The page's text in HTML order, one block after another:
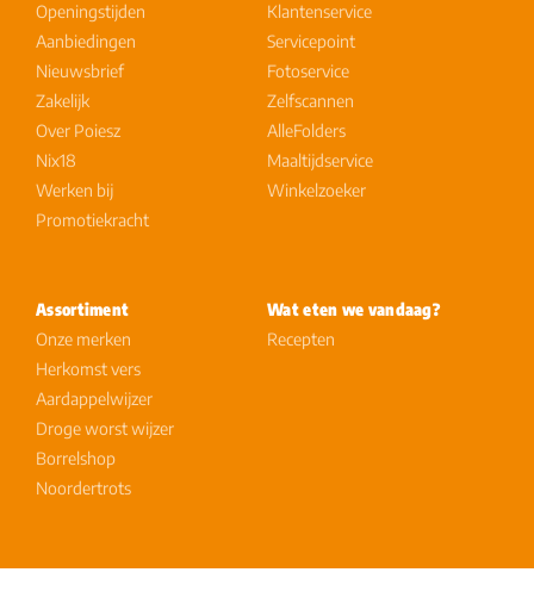
Openingstijden
Aanbiedingen
Nieuwsbrief
Zakelijk
Over Poiesz
Nix18
Werken bij
Promotiekracht
Klantenservice
Servicepoint
Fotoservice
Zelfscannen
AlleFolders
Maaltijdservice
Winkelzoeker
Assortiment
Onze merken
Herkomst vers
Aardappelwijzer
Droge worst wijzer
Borrelshop
Noordertrots
Wat eten we vandaag?
Recepten